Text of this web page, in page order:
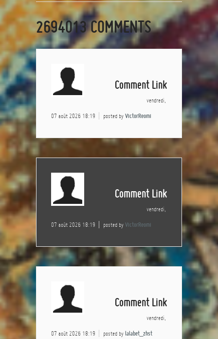
2694013COMMENTS
Comment Link
vendredi,
07 août 2026 18:19 posted by VictorReomi
Comment Link
vendredi,
07 août 2026 18:19 posted by VictorReomi
Comment Link
vendredi,
07 août 2026 18:19 posted by lalabet_zhst